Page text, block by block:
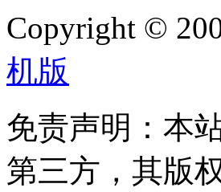
Copyright ©
机版
免责声明：本
第三方，其版